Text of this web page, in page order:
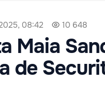
08:42 10 648
Maia
de